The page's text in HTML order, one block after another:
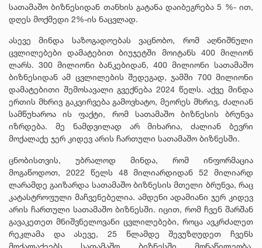
სათამაშო ბიზნესიდან თანხის გატანა დაიბეგრება 5 %- ით,
დღეს მოქმედი 2%-ის ნაცვლად.
ასევე მინდა საზოგადოებას ვაცნობო, რომ აღნიშნული
ცვლილებები დამატებით ბიუჯეტში მოიტანს 400 მილიონ
ლარს. 300 მილიონი ბანკებიდან, 400 მილიონი სათამაშო
ბიზნესიდან ამ ცვლილების შედეგად, ჯამში 700 მილიონი
დამატებითი შემოსავალი გვექნება 2024 წელს. აქვე მინდა
ერთის მხრივ გაკვირვება გამოვხატო, მეორეს მხრივ, ძალიან
სამწუხაროა ის ფაქტი, რომ სათამაშო ბიზნესის ბრუნვა
იზრდება. მე ნამდვილად არ მიხარია, ძალიან ბევრი
მოქალაქე ჯერ კიდევ არის ჩართული სათამაშო ბიზნესში.
ცნობისთვის, უბრალოდ მინდა, რომ ინფორმაცია
მოგაწოდოთ, 2022 წელს 48 მილიარდიდან 52 მილიარდ
ლარამდე გაიზარდა სათამაშო ბიზნესის მთელი ბრუნვა, რაც
კატასტროფული მაჩვენებელია. ამდენი ადამიანი ჯერ კიდევ
არის ჩართული სათამაშო ბიზნესში. იცით, რომ ჩვენ შარშან
გავაკეთეთ მნიშვნელოვანი ცვლილებები, როცა ავკრძალეთ
რეკლამა და ასევე, 25 წლამდე შევუზღუდეთ ჩვენს